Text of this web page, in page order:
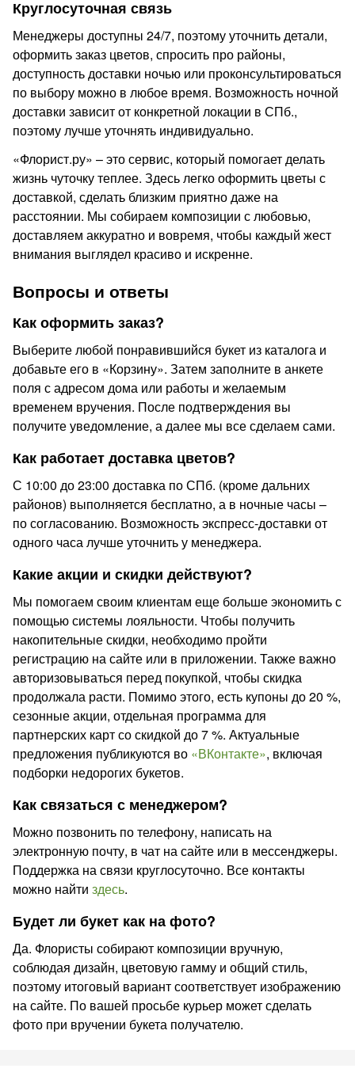
Круглосуточная связь
Менеджеры доступны 24/7, поэтому уточнить детали,
оформить заказ цветов, спросить про районы,
доступность доставки ночью или проконсультироваться
по выбору можно в любое время. Возможность ночной
доставки зависит от конкретной локации в СПб.,
поэтому лучше уточнять индивидуально.
«Флорист.ру» – это сервис, который помогает делать
жизнь чуточку теплее. Здесь легко оформить цветы с
доставкой, сделать близким приятно даже на
расстоянии. Мы собираем композиции с любовью,
доставляем аккуратно и вовремя, чтобы каждый жест
внимания выглядел красиво и искренне.
Вопросы и ответы
Как оформить заказ?
Выберите любой понравившийся букет из каталога и
добавьте его в «Корзину». Затем заполните в анкете
поля с адресом дома или работы и желаемым
временем вручения. После подтверждения вы
получите уведомление, а далее мы все сделаем сами.
Как работает доставка цветов?
С 10:00 до 23:00 доставка по СПб. (кроме дальних
районов) выполняется бесплатно, а в ночные часы –
по согласованию. Возможность экспресс-доставки от
одного часа лучше уточнить у менеджера.
Какие акции и скидки действуют?
Мы помогаем своим клиентам еще больше экономить с
помощью системы лояльности. Чтобы получить
накопительные скидки, необходимо пройти
регистрацию на сайте или в приложении. Также важно
авторизовываться перед покупкой, чтобы скидка
продолжала расти. Помимо этого, есть купоны до 20 %,
сезонные акции, отдельная программа для
партнерских карт со скидкой до 7 %. Актуальные
предложения публикуются во «ВКонтакте», включая
подборки недорогих букетов.
Как связаться с менеджером?
Можно позвонить по телефону, написать на
электронную почту, в чат на сайте или в мессенджеры.
Поддержка на связи круглосуточно. Все контакты
можно найти здесь.
Будет ли букет как на фото?
Да. Флористы собирают композиции вручную,
соблюдая дизайн, цветовую гамму и общий стиль,
поэтому итоговый вариант соответствует изображению
на сайте. По вашей просьбе курьер может сделать
фото при вручении букета получателю.